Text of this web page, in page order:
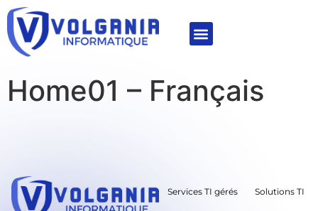
Home01 – Français
Services TI gérés Solutions TI